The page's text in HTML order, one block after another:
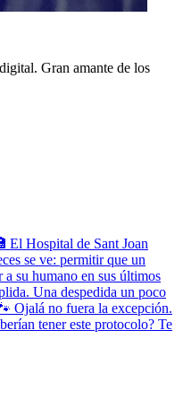
Gran amante de los
El Hospital de Sant Joan
se ve: permitir que un
su humano en sus últimos
Una despedida un poco
Ojalá no fuera la excepción.
tener este protocolo? Te